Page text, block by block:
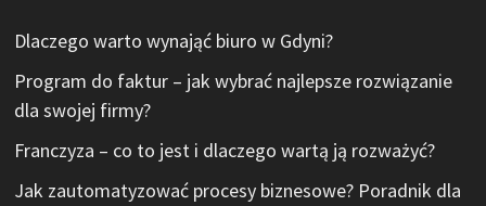
Dlaczego warto wynająć biuro w Gdyni?
Program do faktur – jak wybrać najlepsze rozwiązanie
dla swojej firmy?
Franczyza – co to jest i dlaczego wartą ją rozważyć?
Jak zautomatyzować procesy biznesowe? Poradnik dla